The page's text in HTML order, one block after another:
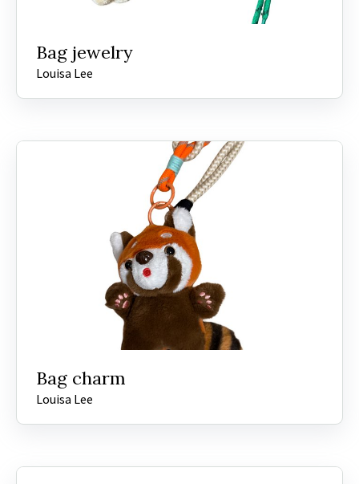
Bag jewelry
Louisa Lee
Bag charm
Louisa Lee